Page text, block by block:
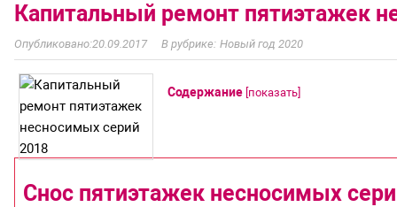
Капитальный ремонт пятиэтажек
20.09.2017 Новый год 2020
Содержание [показать]
Снос пятиэтажек несносимых